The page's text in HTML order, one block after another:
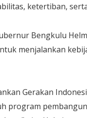
ketertiban,
Bengkulu
menjalankan
Gerakan
program